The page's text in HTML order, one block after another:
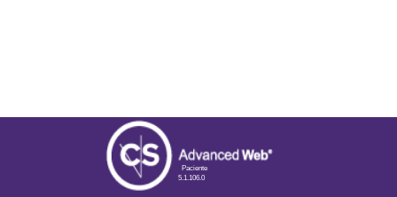
Paciente
5.1.106.0